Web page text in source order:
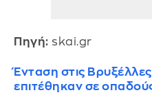
Πηγή: skai.gr
Ένταση στις
επιτέθηκαν σε